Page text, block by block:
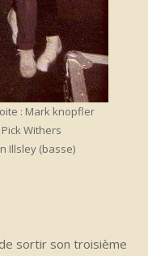
: Mark knopfler
Withers
Illsley (basse)
sortir son troisième